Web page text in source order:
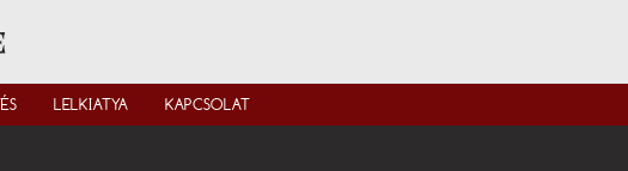
LELKIATYA KAPCSOLAT